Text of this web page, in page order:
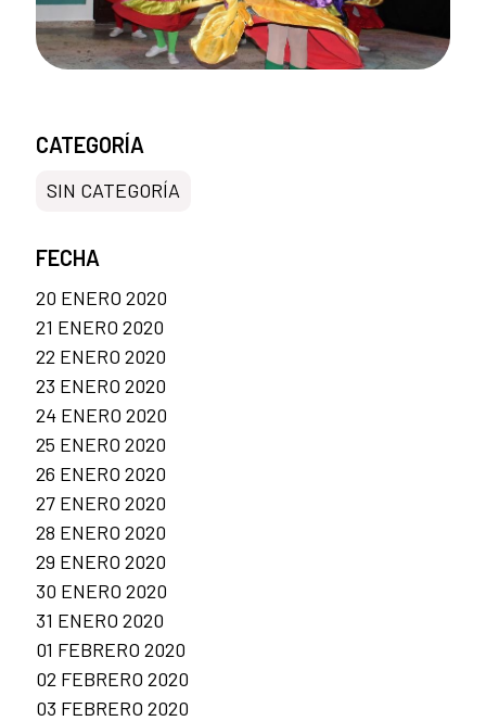
CATEGORÍA
SIN CATEGORÍA
FECHA
20 ENERO 2020
21 ENERO 2020
22 ENERO 2020
23 ENERO 2020
24 ENERO 2020
25 ENERO 2020
26 ENERO 2020
27 ENERO 2020
28 ENERO 2020
29 ENERO 2020
30 ENERO 2020
31 ENERO 2020
01 FEBRERO 2020
02 FEBRERO 2020
03 FEBRERO 2020